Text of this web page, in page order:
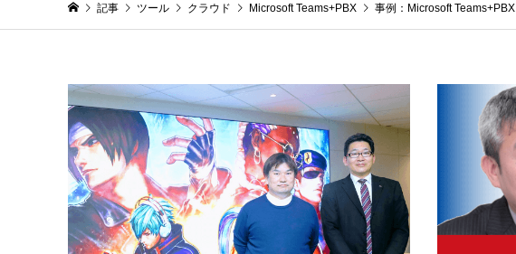
記事 ツール クラウド Microsoft Teams+PBX 事例：Microsoft Teams+PBX